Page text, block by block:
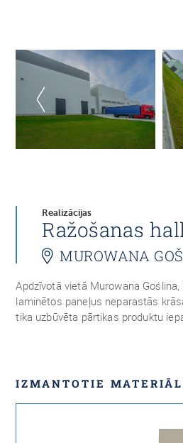
Realizācijas
Ražošanas
MUROWANA
Apdzīvotā vietā Murowana
laminētos paneļus neparastās
tika uzbūvēta pārtikas produktu
IZMANTOTIE